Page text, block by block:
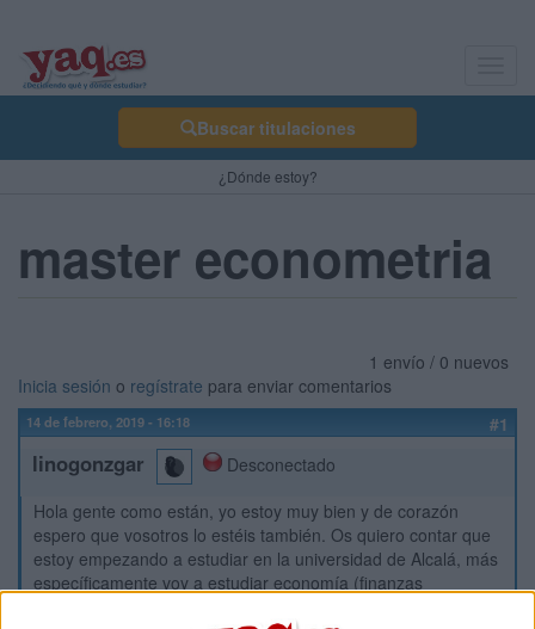
Buscar titulaciones
¿Dónde estoy?
master econometria
1 envío / 0 nuevos
Inicia sesión o regístrate para enviar comentarios
14 de febrero, 2019 - 16:18 #1
linogonzgar
Desconectado
Hola gente como están, yo estoy muy bien y de corazón
espero que vosotros lo estéis también. Os quiero contar que
estoy empezando a estudiar en la universidad de Alcalá, más
específicamente voy a estudiar economía (finanzas